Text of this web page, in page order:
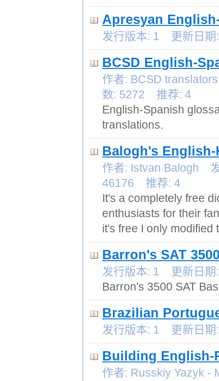
Apresyan
发行版本: 1 更新日
BCSD English-
作者: BCSD
数: 5272 推荐: 4
English-Spanish
translations.
Balogh's
作者: Istvan Balogh
46176 推荐: 4
It's a completely free
enthusiasts for their
it's free I only modified
Barron's SAT
发行版本: 1 更新日
Barron's 3500 SAT
Brazilian
发行版本: 1 更新日
Building English-
作者: Russkiy Yazyk